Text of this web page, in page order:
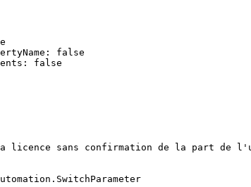
la licence sans confirmation de la part